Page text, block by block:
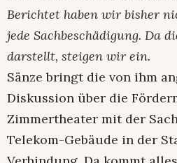
Berichtet haben wir bisher
jede Sachbeschädigung. Da
darstellt, steigen wir ein.
Sänze bringt die von ihm
Diskussion über die
Zimmertheater mit der
Telekom-Gebäude in der